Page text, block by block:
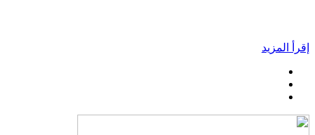
إقرأ المزيد